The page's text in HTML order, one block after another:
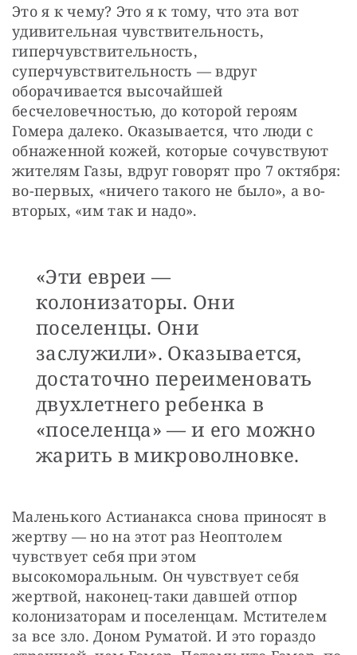
Это я к чему? Это я к тому, что эта вот
удивительная чувствительность,
гиперчувствительность,
суперчувствительность — вдруг
оборачивается высочайшей
бесчеловечностью, до которой героям
Гомера далеко. Оказывается, что люди с
обнаженной кожей, которые сочувствуют
жителям Газы, вдруг говорят про 7 октября:
во-первых, «ничего такого не было», а во-
вторых, «им так и надо».
«Эти евреи —
колонизаторы. Они
поселенцы. Они
заслужили». Оказывается,
достаточно переименовать
двухлетнего ребенка в
«поселенца» — и его можно
жарить в микроволновке.
Маленького Астианакса снова приносят в
жертву — но на этот раз Неоптолем
чувствует себя при этом
высокоморальным. Он чувствует себя
жертвой, наконец-таки давшей отпор
колонизаторам и поселенцам. Мстителем
за все зло. Доном Руматой. И это гораздо